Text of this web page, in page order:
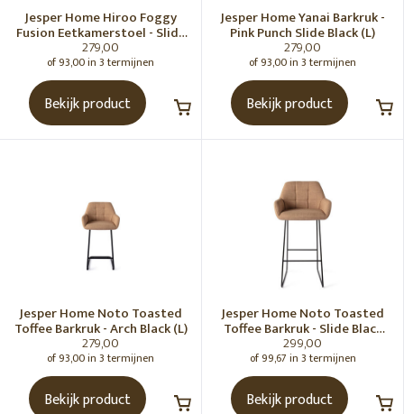
Jesper Home Hiroo Foggy
Fusion Eetkamerstoel - Slide
black
279,00
of 93,00 in 3 termijnen
Bekijk product
Jesper Home Yanai Barkruk -
Pink Punch Slide Black (L)
279,00
of 93,00 in 3 termijnen
Bekijk product
Jesper Home Noto Toasted
Toffee Barkruk - Arch Black (L)
279,00
of 93,00 in 3 termijnen
Bekijk product
Jesper Home Noto Toasted
Toffee Barkruk - Slide Black
(H)
299,00
of 99,67 in 3 termijnen
Bekijk product